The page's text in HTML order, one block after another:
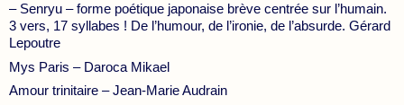
– Senryu – forme poétique japonaise brève centrée sur l’humain.
3 vers, 17 syllabes ! De l’humour, de l’ironie, de l’absurde. Gérard
Lepoutre
Mys Paris – Daroca Mikael
Amour trinitaire – Jean-Marie Audrain